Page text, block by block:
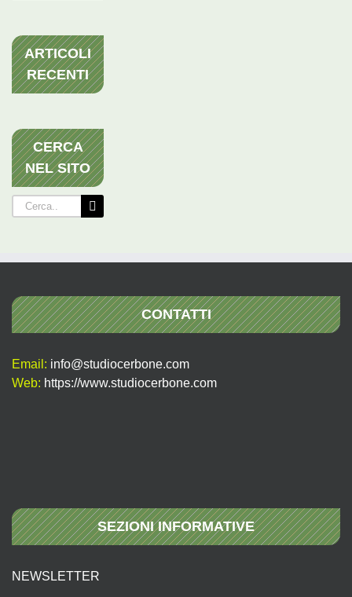
ARTICOLI
RECENTI
CERCA
NEL SITO
Cerca
per:
CONTATTI
Email: info@studiocerbone.com
Web: https://www.studiocerbone.com
SEZIONI INFORMATIVE
NEWSLETTER